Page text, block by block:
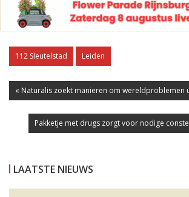
112 Sleutelstad Leiden
« Naturalis zoekt manieren om wereldproblemen
Pakketje met drugs zorgt voor nodige
LAATSTE NIEUWS